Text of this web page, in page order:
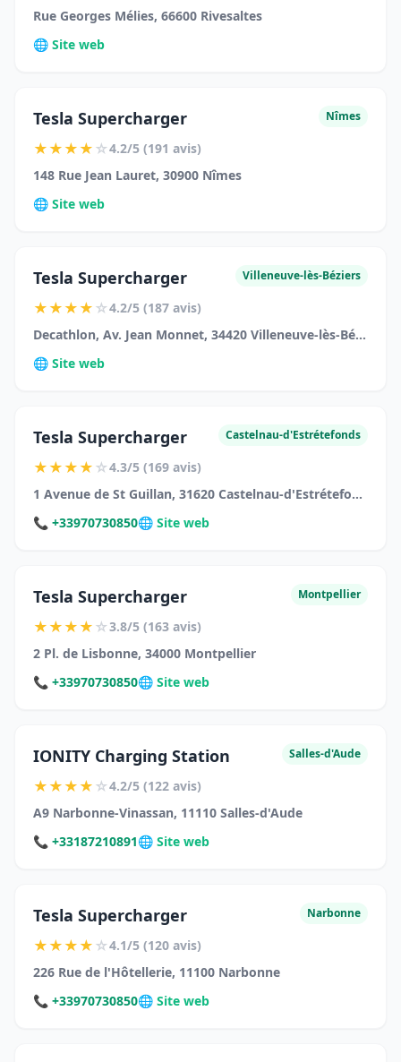
Rue Georges Mélies, 66600 Rivesaltes
🌐 Site web
Tesla Supercharger Nîmes
★★★★☆4.2/5 (191 avis)
148 Rue Jean Lauret, 30900 Nîmes
🌐 Site web
Tesla Supercharger Villeneuve-lès-Béziers
★★★★☆4.2/5 (187 avis)
Decathlon, Av. Jean Monnet, 34420 Villeneuve-lès-Béziers
🌐 Site web
Tesla Supercharger Castelnau-d'Estrétefonds
★★★★☆4.3/5 (169 avis)
1 Avenue de St Guillan, 31620 Castelnau-d'Estrétefonds
📞 +33970730850🌐 Site web
Tesla Supercharger Montpellier
★★★★☆3.8/5 (163 avis)
2 Pl. de Lisbonne, 34000 Montpellier
📞 +33970730850🌐 Site web
IONITY Charging Station Salles-d'Aude
★★★★☆4.2/5 (122 avis)
A9 Narbonne-Vinassan, 11110 Salles-d'Aude
📞 +33187210891🌐 Site web
Tesla Supercharger Narbonne
★★★★☆4.1/5 (120 avis)
226 Rue de l'Hôtellerie, 11100 Narbonne
📞 +33970730850🌐 Site web